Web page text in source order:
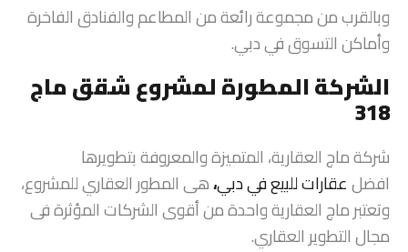
وبالقرب من مجموعة رائعة من المطاعم والفنادق الفاخرة
وأماكن التسوق في دبي.
الشركة المطورة لمشروع شقق ماج
318
شركة ماج العقارية، المتميزة والمعروفة بتطويرها
افضلعقارات للبيع في دبي،هى المطور العقاري للمشروع،
وتعتبر ماج العقارية واحدة من أقوى الشركات المؤثرة فى
مجال التطوير العقاري.